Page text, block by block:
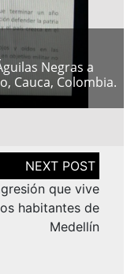
Negras a
Cauca, Colombia.
que vive
habitantes de
Medellín